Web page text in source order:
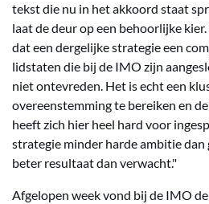
tekst die nu in het akkoord staat
laat de deur op een behoorlijke
dat een dergelijke strategie een
lidstaten die bij de IMO zijn
niet ontevreden. Het is echt een
overeenstemming te bereiken en
heeft zich hier heel hard voor
strategie minder harde ambitie dan
beter resultaat dan verwacht."
Afgelopen week vond bij de IMO